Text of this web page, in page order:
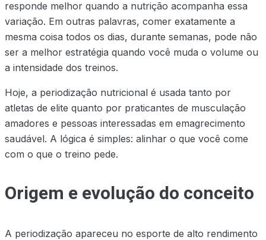
responde melhor quando a nutrição acompanha essa
variação. Em outras palavras, comer exatamente a
mesma coisa todos os dias, durante semanas, pode não
ser a melhor estratégia quando você muda o volume ou
a intensidade dos treinos.
Hoje, a periodização nutricional é usada tanto por
atletas de elite quanto por praticantes de musculação
amadores e pessoas interessadas em emagrecimento
saudável. A lógica é simples: alinhar o que você come
com o que o treino pede.
Origem e evolução do conceito
A periodização apareceu no esporte de alto rendimento